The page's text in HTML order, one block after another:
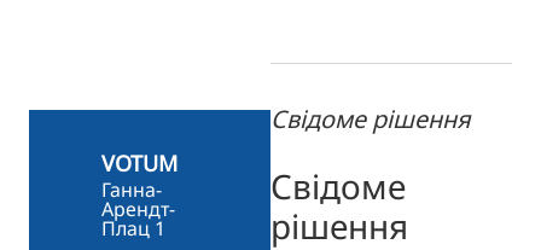
Свідоме рішення
Свідоме
рішення
VOTUM
Ганна-
Арендт-
Плац 1